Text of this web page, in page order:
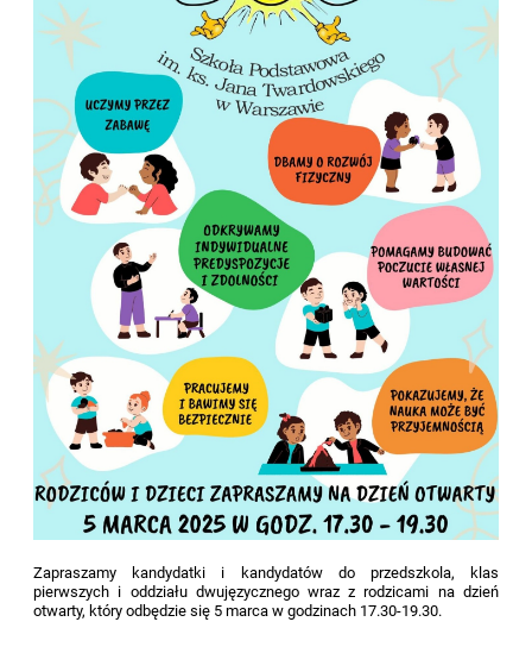
Zapraszamy kandydatki i kandydatów do przedszkola, klas
pierwszych i oddziału dwujęzycznego wraz z rodzicami na dzień
otwarty, który odbędzie się 5 marca w godzinach 17.30-19.30.